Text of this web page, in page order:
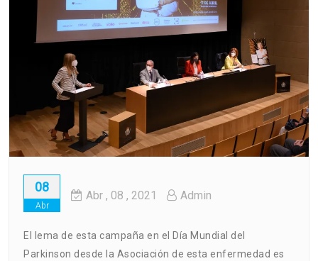
08
Abr
Abr , 08 , 2021 Admin
El lema de esta campaña en el Día Mundial del
Parkinson desde la Asociación de esta enfermedad es